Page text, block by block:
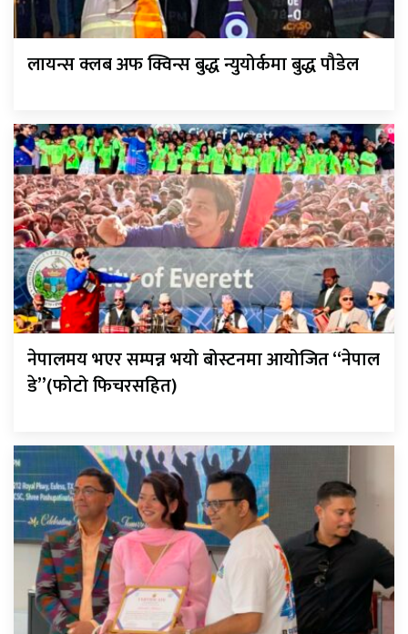
लायन्स क्लब अफ क्विन्स बुद्ध न्युयोर्कमा बुद्ध पौडेल
नेपालमय भएर सम्पन्न भयो बोस्टनमा आयोजित “नेपाल
डे”(फोटो फिचरसहित)